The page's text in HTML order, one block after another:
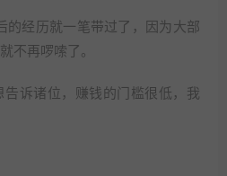
的经历就一笔带过了，因为大部
不再啰嗦了。
诉诸位，赚钱的门槛很低，我